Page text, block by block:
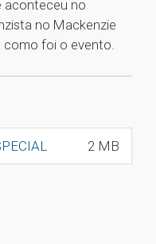
aconteceu no
no Mackenzie
como foi o evento.
2 MB